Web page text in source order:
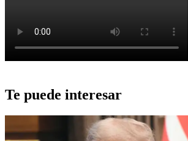
Te puede interesar